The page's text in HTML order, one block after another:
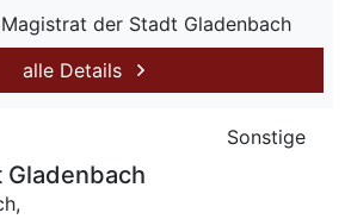
der Stadt Gladenbach
alle Details
Sonstige